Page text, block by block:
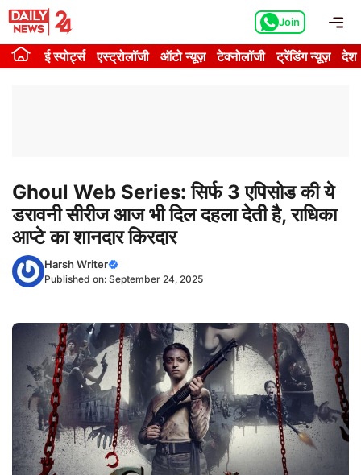
Skip
content
Join
ई स्पोर्ट्स एस्ट्रोलॉजी ऑटो न्यूज़ टेक्नोलॉजी ट्रेंडिंग न्यूज़ देश
Ghoul Web Series: सिर्फ 3 एपिसोड की ये
डरावनी सीरीज आज भी दिल दहला देती है, राधिका
आप्टे का शानदार किरदार
Harsh Writer
Published on: September 24, 2025